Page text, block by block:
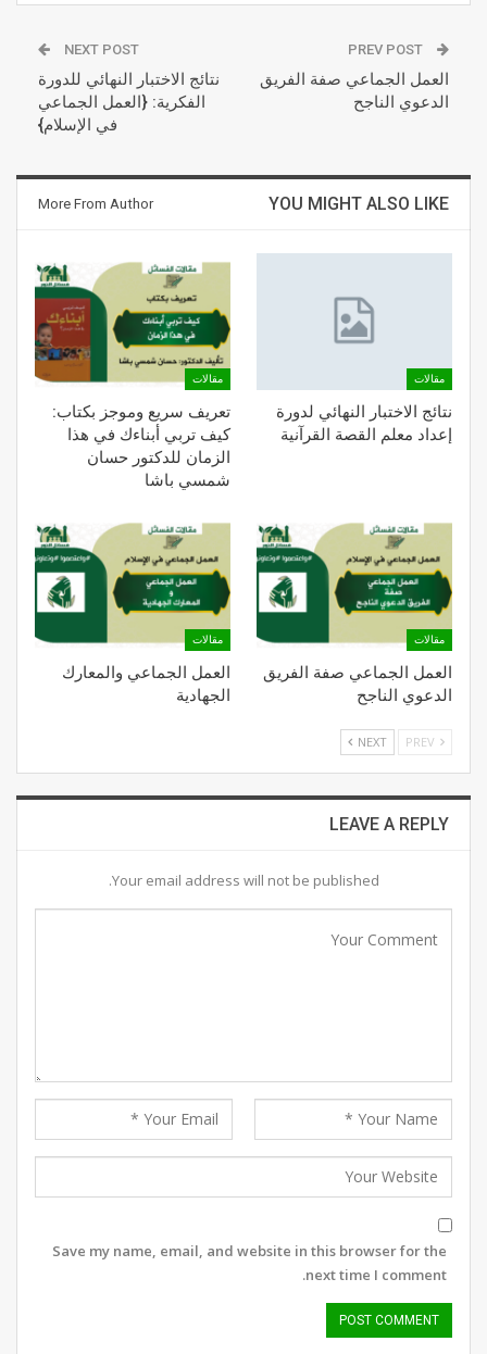
العمل الجماعي صفة الفريق
الدعوي الناجح
NEXT POST
نتائج الاختبار النهائي للدورة
الفكرية: {العمل الجماعي
في الإسلام}
YOU MIGHT ALSO LIKE
More From Author
مقالات
نتائج الاختبار النهائي لدورة
إعداد معلم القصة القرآنية
مقالات
تعريف سريع وموجز بكتاب:
كيف تربي أبناءك في هذا
الزمان للدكتور حسان
شمسي باشا
مقالات
العمل الجماعي صفة الفريق
الدعوي الناجح
مقالات
العمل الجماعي والمعارك
الجهادية
NEXT
LEAVE A REPLY
Your email address will not be published.
Save my name, email, and website in this browser for the
next time I comment.